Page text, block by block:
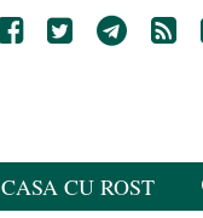
CASA CU ROST